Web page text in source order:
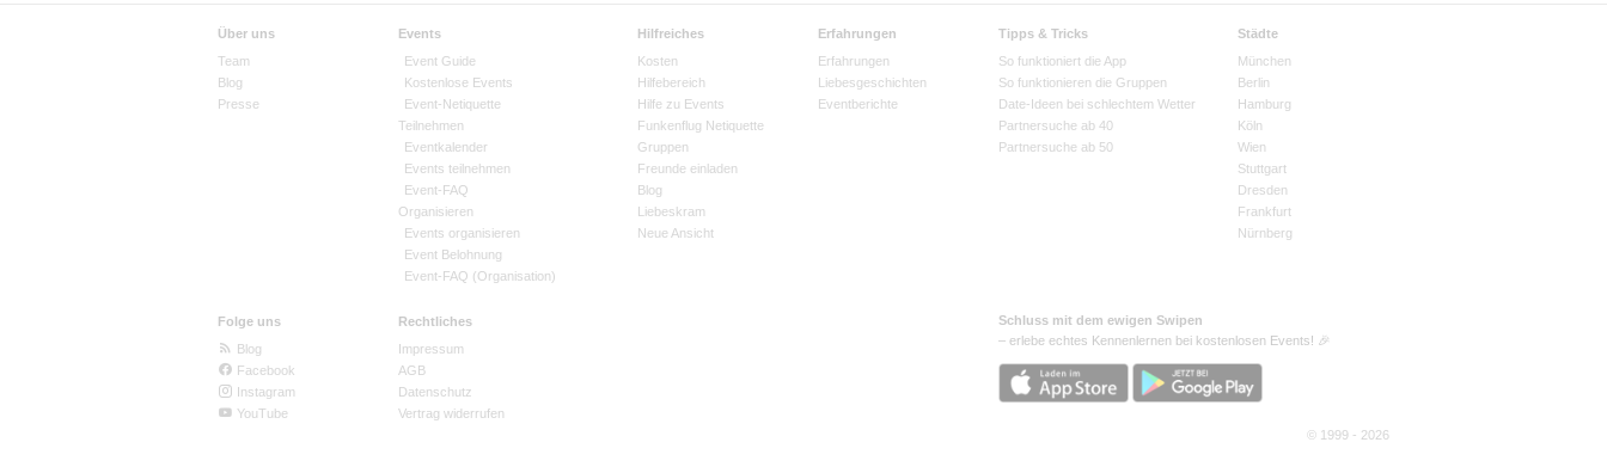
Über uns
Team
Blog
Presse
Events
Event Guide
Kostenlose Events
Event-Netiquette
Teilnehmen
Eventkalender
Events teilnehmen
Event-FAQ
Organisieren
Events organisieren
Event Belohnung
Event-FAQ (Organisation)
Hilfreiches
Kosten
Hilfebereich
Hilfe zu Events
Funkenflug Netiquette
Gruppen
Freunde einladen
Blog
Liebeskram
Neue Ansicht
Erfahrungen
Erfahrungen
Liebesgeschichten
Eventberichte
Tipps & Tricks
So funktioniert die App
So funktionieren die Gruppen
Date-Ideen bei schlechtem Wetter
Partnersuche ab 40
Partnersuche ab 50
Städte
München
Berlin
Hamburg
Köln
Wien
Stuttgart
Dresden
Frankfurt
Nürnberg
Folge uns
Blog
Facebook
Instagram
YouTube
Rechtliches
Impressum
AGB
Datenschutz
Vertrag widerrufen
Schluss mit dem ewigen Swipen
– erlebe echtes Kennenlernen bei kostenlosen Events! 🎉
© 1999 - 2026